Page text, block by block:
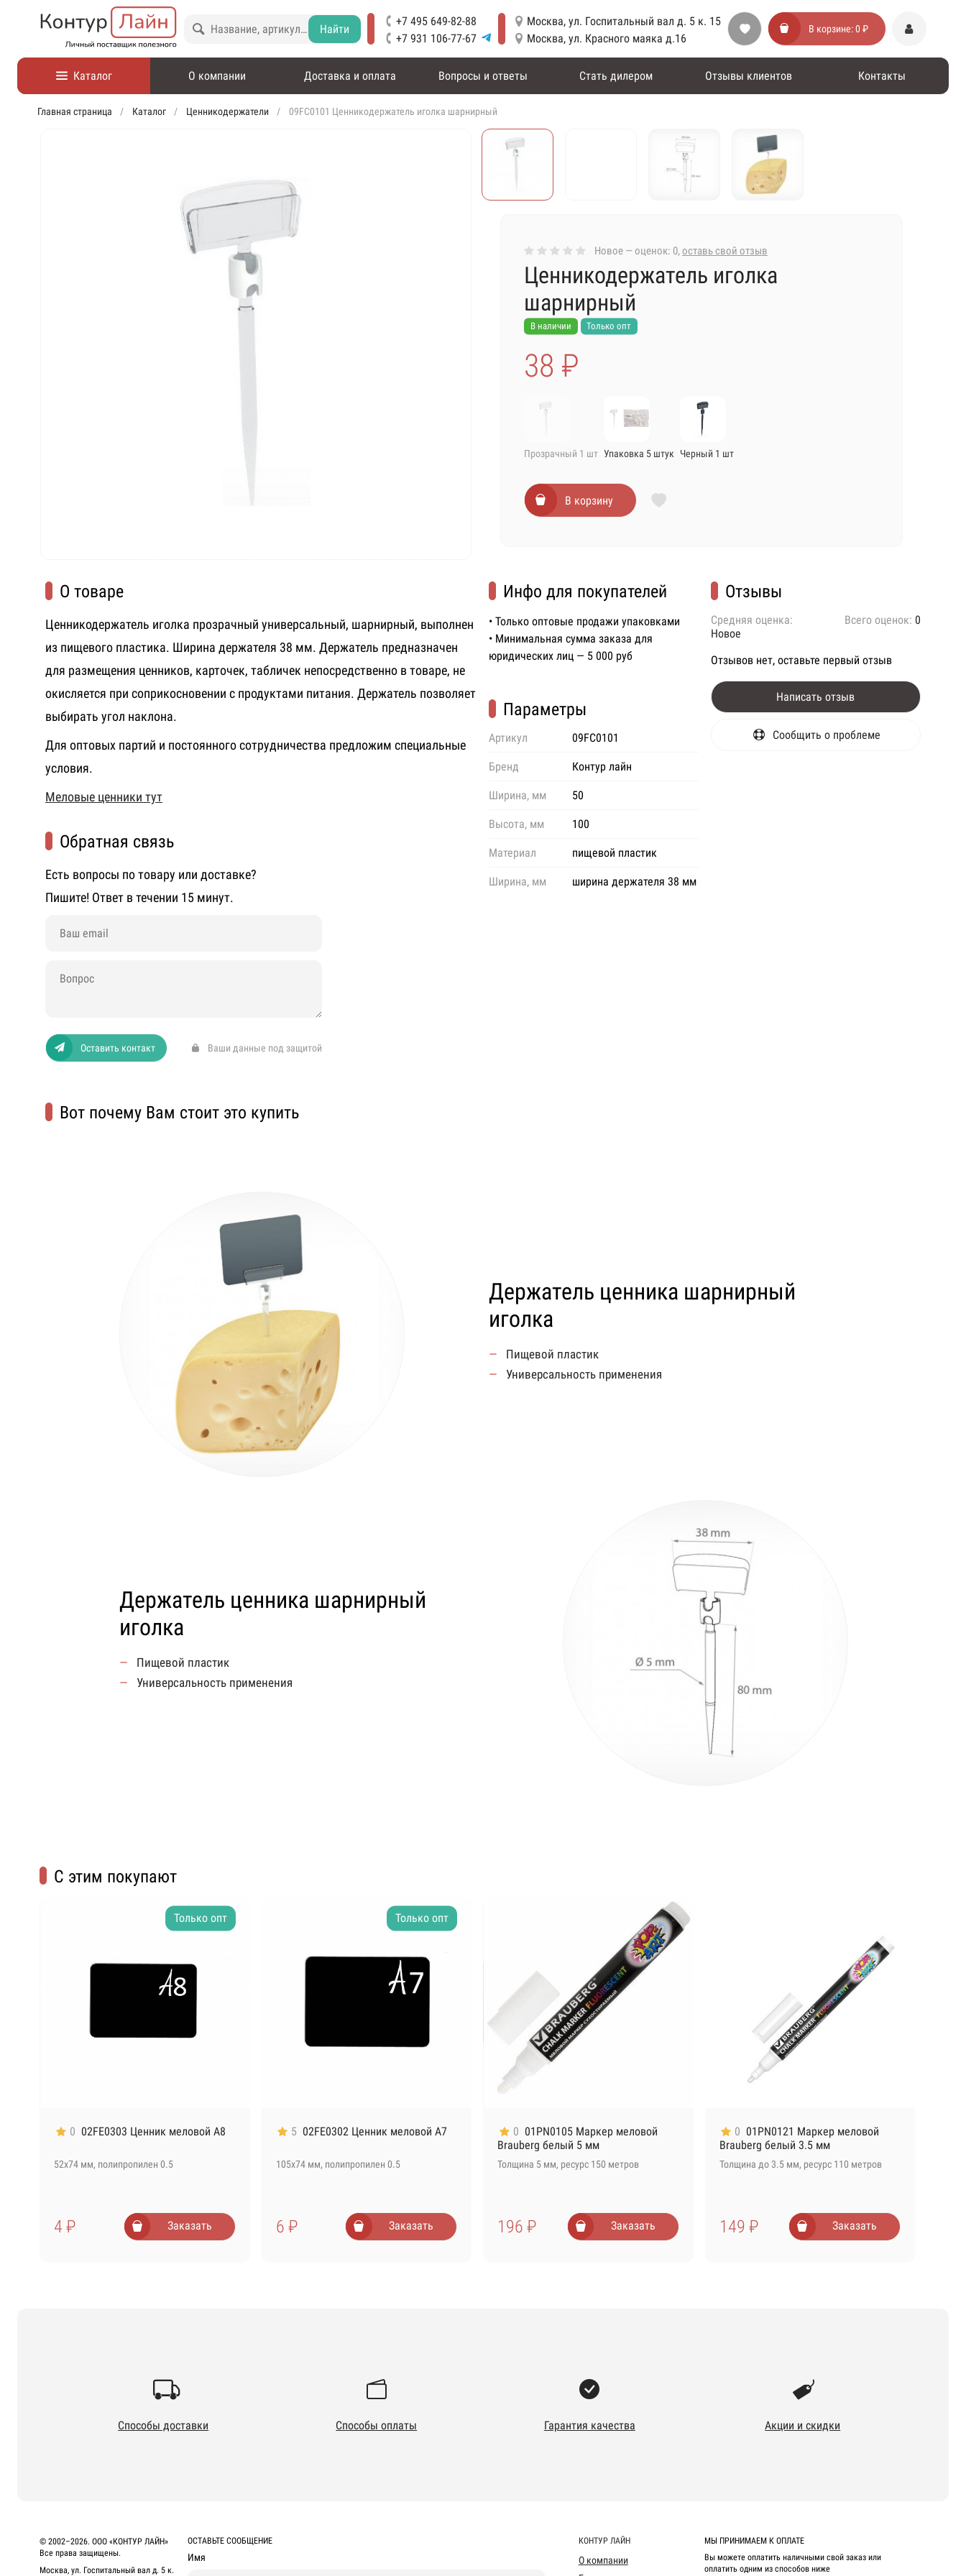
Найти
+7 495 649-82-88
+7 931 106-77-67
Москва, ул. Госпитальный вал д. 5 к. 15
Москва, ул. Красного маяка д.16
В корзине:0 ₽
Каталог О компании Доставка и оплата Вопросы и ответы Стать дилером Отзывы клиентов Контакты
Главная страница Каталог Ценникодержатели 09FC0101 Ценникодержатель иголка шарнирный
Новое — оценок: 0, оставь свой отзыв
Ценникодержатель иголка
шарнирный
В наличии Только опт
38 ₽
Прозрачный 1 шт Упаковка 5 штук Черный 1 шт
В корзину
О товаре
Ценникодержатель иголка прозрачный универсальный, шарнирный, выполнен
из пищевого пластика. Ширина держателя 38 мм. Держатель предназначен
для размещения ценников, карточек, табличек непосредственно в товаре, не
окисляется при соприкосновении с продуктами питания. Держатель позволяет
выбирать угол наклона.
Для оптовых партий и постоянного сотрудничества предложим специальные
условия.
Меловые ценники тут
Обратная связь
Есть вопросы по товару или доставке?
Пишите! Ответ в течении 15 минут.
Оставить контакт Ваши данные под защитой
Инфо для покупателей
• Только оптовые продажи упаковками
• Минимальная сумма заказа для
юридических лиц — 5 000 руб
Параметры
Артикул 09FC0101
Бренд Контур лайн
Ширина, мм 50
Высота, мм 100
Материал пищевой пластик
Ширина, мм ширина держателя 38 мм
Отзывы
Средняя оценка:
Новое
Всего оценок: 0
Отзывов нет, оставьте первый отзыв
Написать отзыв
Сообщить о проблеме
Вот почему Вам стоит это купить
Держатель ценника шарнирный
иголка
Пищевой пластик
Универсальность применения
Держатель ценника шарнирный
иголка
Пищевой пластик
Универсальность применения
С этим покупают
Только опт
0 02FE0303 Ценник меловой А8
52х74 мм, полипропилен 0.5
4 ₽ Заказать
Только опт
5 02FE0302 Ценник меловой А7
105х74 мм, полипропилен 0.5
6 ₽ Заказать
0 01PN0105 Маркер меловой
Brauberg белый 5 мм
Толщина 5 мм, ресурс 150 метров
196 ₽ Заказать
0 01PN0121 Маркер меловой
Brauberg белый 3.5 мм
Толщина до 3.5 мм, ресурс 110 метров
149 ₽ Заказать
Способы доставки Способы оплаты Гарантия качества Акции и скидки
© 2002–2026. ООО «КОНТУР ЛАЙН»
Все права защищены.
Москва, ул. Госпитальный вал д. 5 к.
ОСТАВЬТЕ СООБЩЕНИЕ
Имя
КОНТУР ЛАЙН
О компании
МЫ ПРИНИМАЕМ К ОПЛАТЕ
Вы можете оплатить наличными свой заказ или
оплатить одним из способов ниже